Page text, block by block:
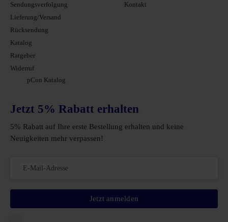
Sendungsverfolgung
Lieferung/Versand
Rücksendung
Katalog
Ratgeber
Widerruf
pCon Katalog
Kontakt
Jetzt 5% Rabatt erhalten
5% Rabatt auf Ihre erste Bestellung erhalten und keine
Neuigkeiten mehr verpassen!
Jetzt anmelden